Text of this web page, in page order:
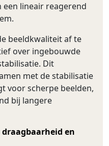
lineair reagerend
beeldkwaliteit af te
over ingebouwde
Dit
met de stabilisatie
voor scherpe beelden,
bij langere
en